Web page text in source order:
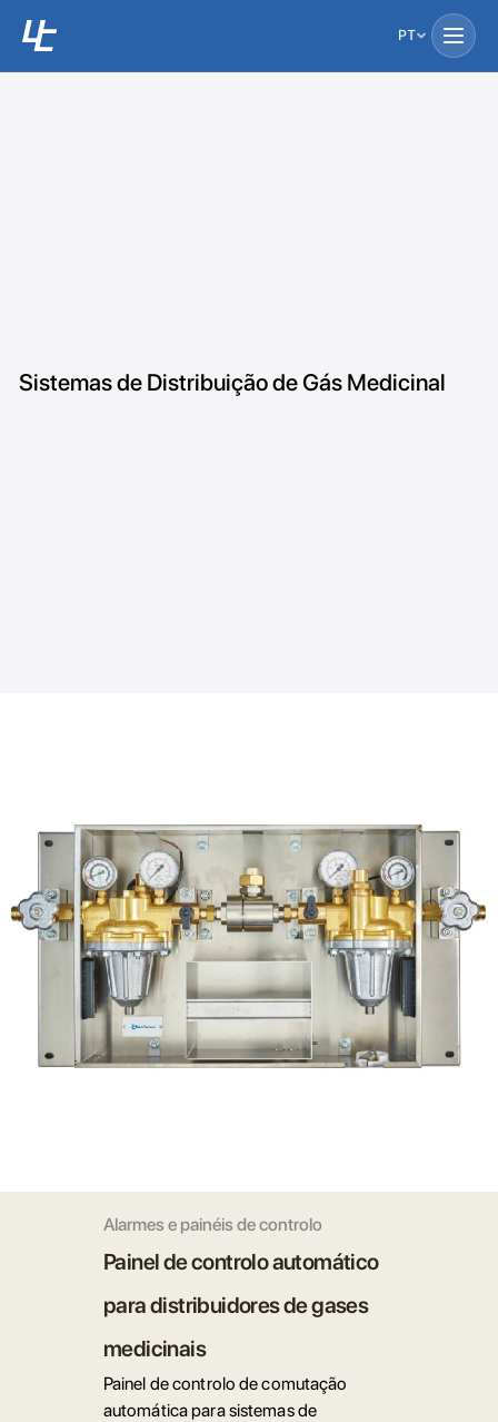
PT
Sistemas de Distribuição de Gás Medicinal
Alarmes e painéis de controlo
Painel de controlo automático
para distribuidores de gases
medicinais
Painel de controlo de comutação
automática para sistemas de